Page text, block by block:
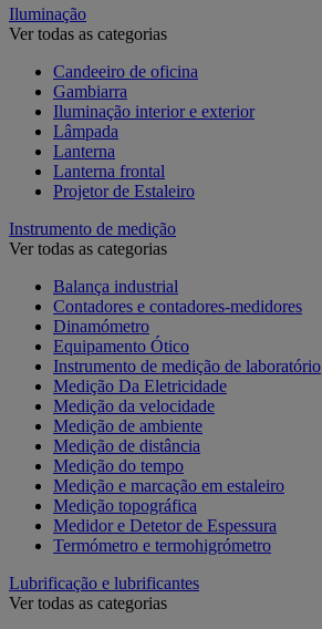
Iluminação
Ver todas as categorias
Candeeiro de oficina
Gambiarra
Iluminação interior e exterior
Lâmpada
Lanterna
Lanterna frontal
Projetor de Estaleiro
Instrumento de medição
Ver todas as categorias
Balança industrial
Contadores e contadores-medidores
Dinamómetro
Equipamento Ótico
Instrumento de medição de laboratório
Medição Da Eletricidade
Medição da velocidade
Medição de ambiente
Medição de distância
Medição do tempo
Medição e marcação em estaleiro
Medição topográfica
Medidor e Detetor de Espessura
Termómetro e termohigrómetro
Lubrificação e lubrificantes
Ver todas as categorias